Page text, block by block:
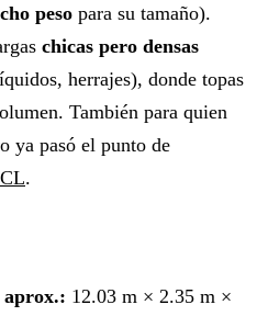
peso para su tamaño).
chicas pero densas
herrajes), donde topas
También para quien
ya pasó el punto de
.
aprox.: 12.03 m × 2.35 m ×